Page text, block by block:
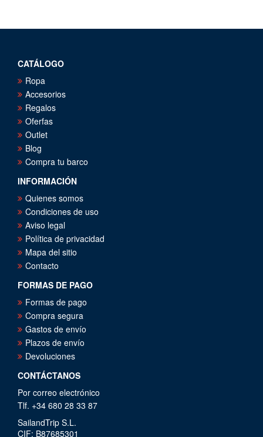
CATÁLOGO
Ropa
Accesorios
Regalos
Oferfas
Outlet
Blog
Compra tu barco
INFORMACIÓN
Quienes somos
Condiciones de uso
Aviso legal
Política de privacidad
Mapa del sitio
Contacto
FORMAS DE PAGO
Formas de pago
Compra segura
Gastos de envío
Plazos de envío
Devoluciones
CONTÁCTANOS
Por correo electrónico
Tlf. +34 680 28 33 87
SailandTrip S.L.
CIF: B87685301